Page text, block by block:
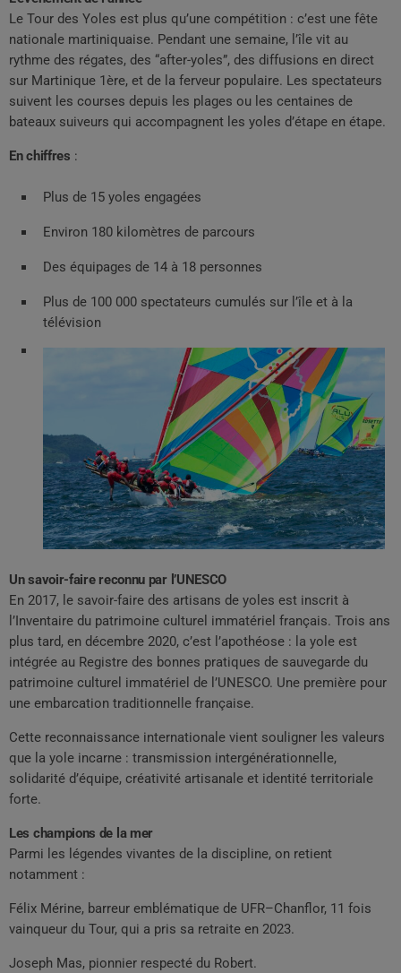
Le Tour des Yoles est plus qu’une compétition : c’est une fête
nationale martiniquaise. Pendant une semaine, l’île vit au
rythme des régates, des “after-yoles”, des diffusions en direct
sur Martinique 1ère, et de la ferveur populaire. Les spectateurs
suivent les courses depuis les plages ou les centaines de
bateaux suiveurs qui accompagnent les yoles d’étape en étape.
En chiffres :
Plus de 15 yoles engagées
Environ 180 kilomètres de parcours
Des équipages de 14 à 18 personnes
Plus de 100 000 spectateurs cumulés sur l’île et à la
télévision
Un savoir-faire reconnu par l’UNESCO
En 2017, le savoir-faire des artisans de yoles est inscrit à
l’Inventaire du patrimoine culturel immatériel français. Trois ans
plus tard, en décembre 2020, c’est l’apothéose : la yole est
intégrée au Registre des bonnes pratiques de sauvegarde du
patrimoine culturel immatériel de l’UNESCO. Une première pour
une embarcation traditionnelle française.
Cette reconnaissance internationale vient souligner les valeurs
que la yole incarne : transmission intergénérationnelle,
solidarité d’équipe, créativité artisanale et identité territoriale
forte.
Les champions de la mer
Parmi les légendes vivantes de la discipline, on retient
notamment :
Félix Mérine, barreur emblématique de UFR–Chanflor, 11 fois
vainqueur du Tour, qui a pris sa retraite en 2023.
Joseph Mas, pionnier respecté du Robert.